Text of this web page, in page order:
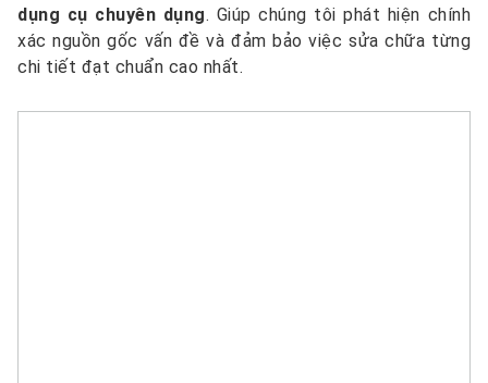
dụng cụ chuyên dụng. Giúp chúng tôi phát hiện chính
xác nguồn gốc vấn đề và đảm bảo việc sửa chữa từng
chi tiết đạt chuẩn cao nhất.